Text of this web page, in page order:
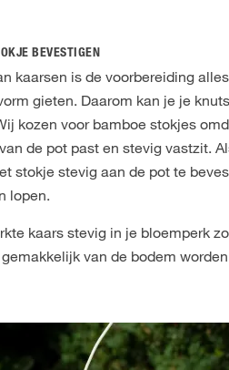
BEVESTIGEN
kaarsen is de voorbereiding
gieten. Daarom kan je je
kozen voor bamboe stokjes
de pot past en stevig vastzit.
stokje stevig aan de pot te
lopen.
kaars stevig in je bloemperk
van de bodem